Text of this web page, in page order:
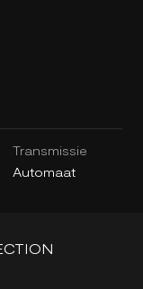
Transmissie
Automaat